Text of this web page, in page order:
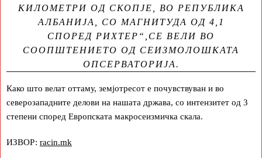
КИЛОМЕТРИ ОД СКОПЈЕ, ВО РЕПУБЛИКА
АЛБАНИЈА, СО МАГНИТУДА ОД 4,1
СПОРЕД РИХТЕР“,СЕ ВЕЛИ ВО
СООПШТЕНИЕТО ОД СЕИЗМОЛОШКАТА
ОПСЕРВАТОРИЈА.
Како што велат оттаму, земјотресот е почувствуван и во
северозападните делови на нашата држава, со интензитет од 3
степени според Европската макросеизмичка скала.
ИЗВОР: racin.mk